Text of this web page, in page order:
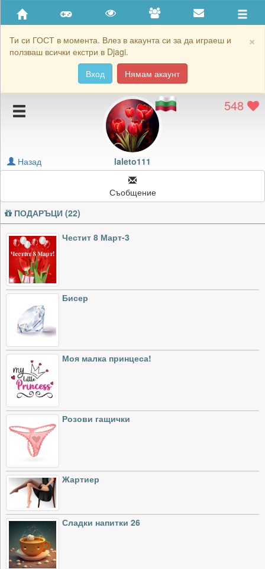
×
Ти си ГОСТ в момента. Влез в акаунта си за да играеш и
ползваш всички екстри в Djagi.
Вход
Нямам акаунт
Приятели
Хронология на игри
Подаръците на laleto111
Картичките на laleto111
Блокирай laleto111
548
laleto111
Назад
Съобщение
ПОДАРЪЦИ (22)
Честит 8 Март-3
Бисер
Моя малка принцеса!
Розови гащички
Жартиер
Сладки напитки 26